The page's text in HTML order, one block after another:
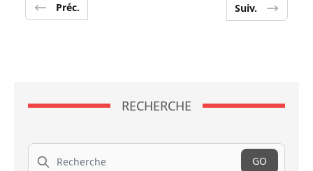
Préc. Suiv.
RECHERCHE
Recherche
GO